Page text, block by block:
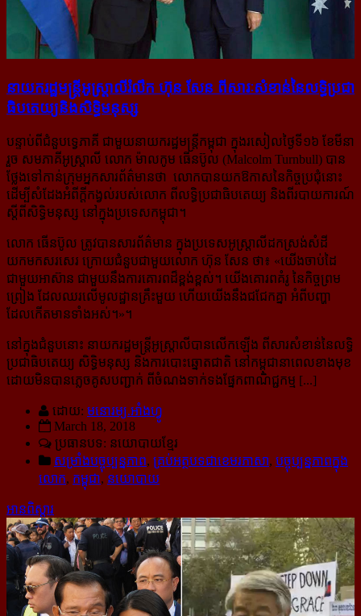
នាយក​រដ្ឋមន្ត្រី​អូស្ត្រាលី​រំលឹក ហ៊ុន សែន ពី​សារៈសំខាន់​នៃ​លទ្ធិ​ប្រជា
ធិបតេយ្យ​និង​សិទ្ធិ​មនុស្ស
បន្ទាប់ពីជំនួបទ្វេភាគី ជាមួយនាយករដ្ឋមន្ត្រីកម្ពុជា ក្នុងរសៀល​ថ្ងៃទី១៦ ខែមីនា
រួច សមភាគីអូស្ត្រាលី លោក ម៉ាលកូម ធើនប៊ូល (Malcolm Turnbull) បាន
ថ្លែងទៅកាន់ក្រុមអ្នកសារព័ត៌មានថា លោកបានយកឱកាសនៃកិច្ចប្រជុំនោះ
ដើម្បីសំដែងអំពីក្ដីកង្វល់របស់លោក ពីលទ្ធិប្រជាធិបតេយ្យ និងពីរបាយការណ៍
ស្ដីពីសិទ្ធិមនុស្ស នៅក្នុងប្រទេសកម្ពុជា។
លោក ធើនប៊ូល ត្រូវបានសារព័ត៌មាន ក្នុងប្រទេសអូស្ត្រាលីដកស្រង់សំដី
យកមកសរសេរ ក្រោយជំនួបជាមួយលោក ហ៊ុន សែន ថា៖ «យើងចាប់ដៃ
ជាមួយអាស៊ាន ជាមួយនឹងការគោរពដ៏ខ្ពង់ខ្ពស់។ យើងគោរពគំរូ នៃកិច្ចព្រម
ព្រៀង ដែលឈរលើមូលដ្ឋានគ្រឹះមួយ ហើយយើងនឹងជជែកគ្នា អំពីបញ្ហា
ដែលកើតមានទាំងអស់។»។
នៅក្នុងជំនួបនោះ នាយករដ្ឋមន្ត្រីអូស្ត្រាលីបានលើកឡើង ពីសារសំខាន់នៃលទ្ធិ
ប្រជាធិបតេយ្យ សិទ្ធិមនុស្ស និងការបោះឆ្នោតជាតិ នៅកម្ពុជានាពេលខាងមុខ
ដោយមិនបានភ្លេចគូសបញ្ជាក់ ពីចំណងទាក់ទងផ្នែកពាណិជ្ជកម្ម [...]
ដោយ: មនោរម្យ.អាំងហ្វូ
March 18, 2018
ប្រធានបទ: នយោបាយខ្មែរ
សម្រាំងបច្ចុប្បន្នភាព, គ្រប់អត្ថបទជាខេមរភាសា, បច្ចុប្បន្នភាពក្នុង
លោក, កម្ពុជា, នយោបាយ
អានពិស្ដារ